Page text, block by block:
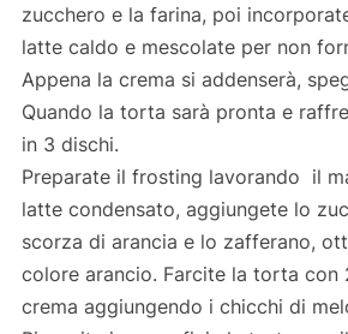
zucchero e la farina, poi
latte caldo e mescolate per non
Appena la crema si addenserà,
Quando la torta sarà pronta e
in 3 dischi.
Preparate il frosting lavorando il
latte condensato, aggiungete lo
scorza di arancia e lo zafferano,
colore arancio. Farcite la torta
crema aggiungendo i chicchi di